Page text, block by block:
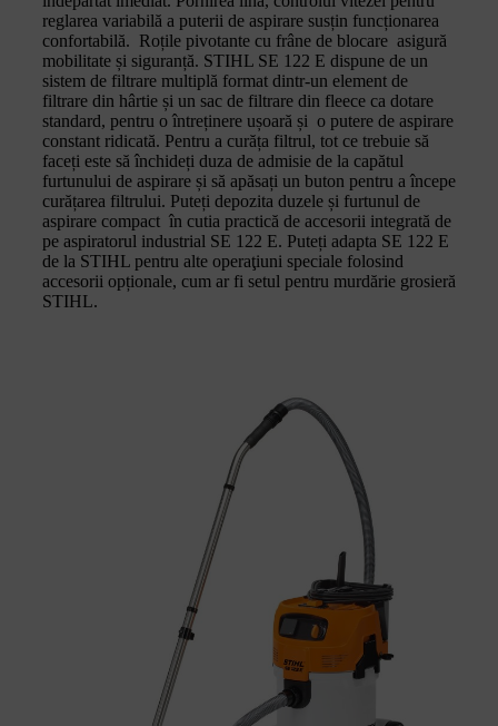
reglarea variabilă a puterii de aspirare susțin funcționarea
confortabilă. Roțile pivotante cu frâne de blocare asigură
mobilitate și siguranță. STIHL SE 122 E dispune de un
sistem de filtrare multiplă format dintr-un element de
filtrare din hârtie și un sac de filtrare din fleece ca dotare
standard, pentru o întreținere ușoară și o putere de aspirare
constant ridicată. Pentru a curăța filtrul, tot ce trebuie să
faceți este să închideți duza de admisie de la capătul
furtunului de aspirare și să apăsați un buton pentru a începe
curățarea filtrului. Puteți depozita duzele și furtunul de
aspirare compact în cutia practică de accesorii integrată de
pe aspiratorul industrial SE 122 E. Puteți adapta SE 122 E
de la STIHL pentru alte operaţiuni speciale folosind
accesorii opționale, cum ar fi setul pentru murdărie grosieră
STIHL.